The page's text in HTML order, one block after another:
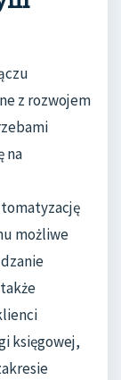
z rozwojem
na
możliwe
księgowej,